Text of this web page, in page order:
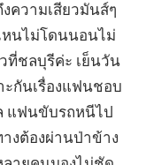
ความเสียวมันส์ๆ
นไม่โดนนอนไม่
ที่ชลบุรีค่ะ เย็นวัน
ะกันเรื่องแฟนชอบ
แฟนขับรถหนีไป
างต้องผ่านป่าข้าง